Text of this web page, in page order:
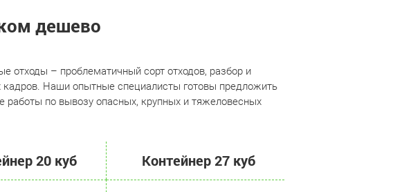
дешево
отходы – проблематичный сорт отходов, разбор и
Наши опытные специалисты готовы предложить
работы по вывозу опасных, крупных и тяжеловесных
20 куб Контейнер 27 куб